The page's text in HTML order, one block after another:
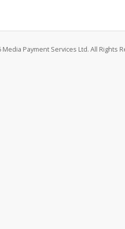
Payment Services Ltd. All Rights